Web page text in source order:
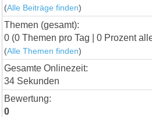
(Alle Beiträge finden)
Themen (gesamt):
0 (0 Themen pro Tag | 0 Prozent
(Alle Themen finden)
Gesamte Onlinezeit:
34 Sekunden
Bewertung:
0